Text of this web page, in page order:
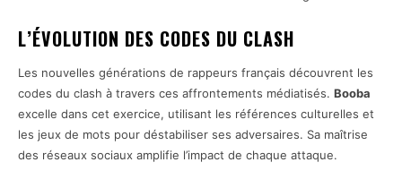
L’ÉVOLUTION DES CODES DU CLASH
Les nouvelles générations de rappeurs français découvrent les
codes du clash à travers ces affrontements médiatisés. Booba
excelle dans cet exercice, utilisant les références culturelles et
les jeux de mots pour déstabiliser ses adversaires. Sa maîtrise
des réseaux sociaux amplifie l’impact de chaque attaque.